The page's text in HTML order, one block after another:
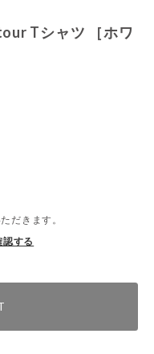
Tシャツ ［ホワ
だきます。
する